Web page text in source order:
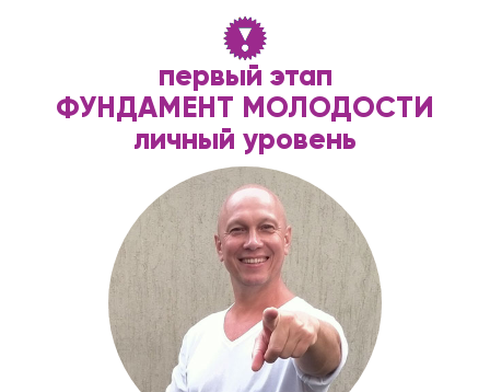
первый этап
ФУНДАМЕНТ МОЛОДОСТИ
личный уровень